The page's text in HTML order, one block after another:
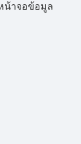
น้าจอข้อมูล